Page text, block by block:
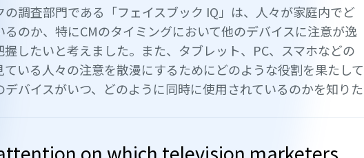
調査部門である「フェイスブック IQ」は、人々が家庭内でど
のか、特にCMのタイミングにおいて他のデバイスに注意が逸
したいと考えました。また、タブレット、PC、スマホなどの
いる人々の注意を散漫にするためにどのような役割を果たして
バイスがいつ、どのように同時に使用されているのかを知りた